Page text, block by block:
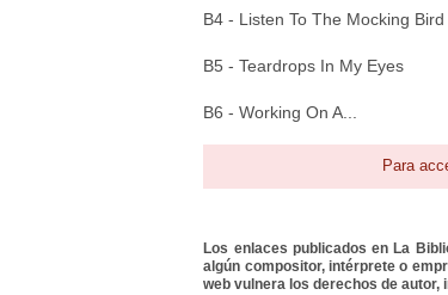
B4 - Listen To The Mocking Bird
B5 - Teardrops In My Eyes
B6 - Working On A...
Para
Los enlaces publicados en La
algún compositor, intérprete o
web vulnera los derechos de autor,